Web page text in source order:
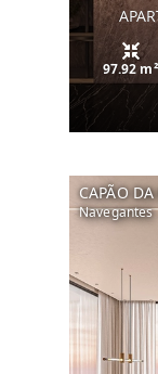
97.92 m²
CAPÃO
Navegantes